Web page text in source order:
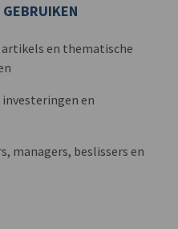
en thematische
en
managers, beslissers en